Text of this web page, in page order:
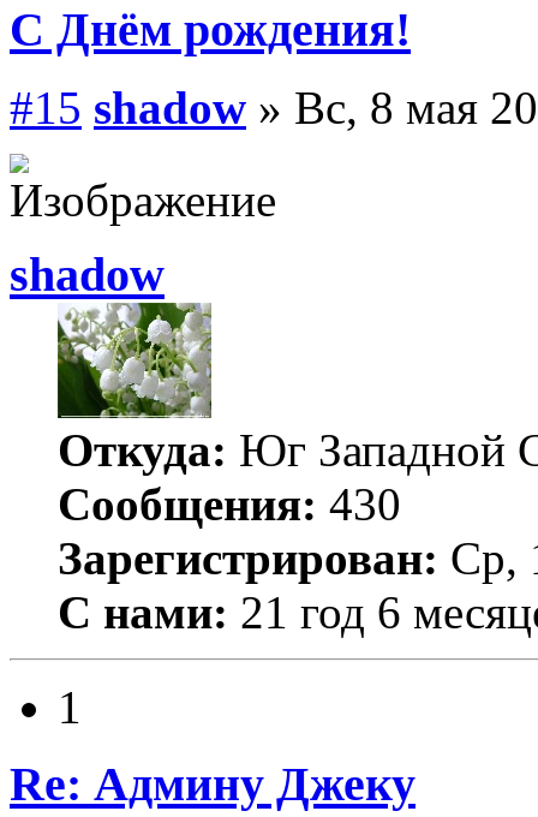
С Днём рождения!
#15 shadow » Вс, 8 мая
shadow
Откуда: Юг Западной
Сообщения: 430
Зарегистрирован: Ср,
С нами: 21 год 6
1
Re: Админу Джеку